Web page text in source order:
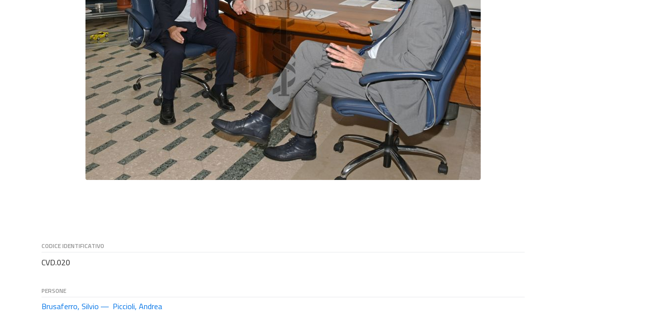
CODICE IDENTIFICATIVO
CVD.020
PERSONE
Brusaferro, Silvio Piccioli, Andrea